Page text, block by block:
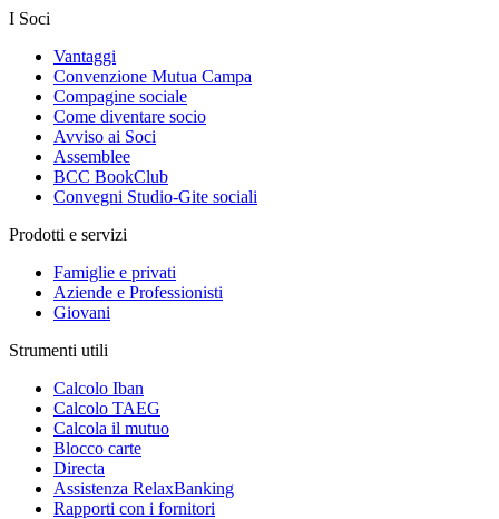
I Soci
Vantaggi
Convenzione Mutua Campa
Compagine sociale
Come diventare socio
Avviso ai Soci
Assemblee
BCC BookClub
Convegni Studio-Gite sociali
Prodotti e servizi
Famiglie e privati
Aziende e Professionisti
Giovani
Strumenti utili
Calcolo Iban
Calcolo TAEG
Calcola il mutuo
Blocco carte
Directa
Assistenza RelaxBanking
Rapporti con i fornitori